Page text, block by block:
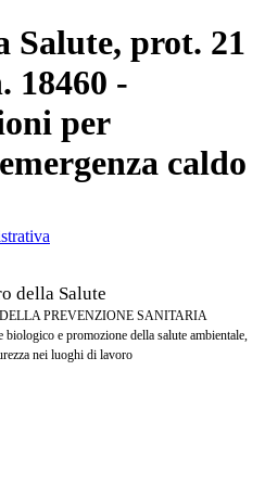
Salute, prot. 21
18460 -
per
caldo
della Salute
PREVENZIONE SANITARIA
e promozione della salute ambientale,
nei luoghi di lavoro